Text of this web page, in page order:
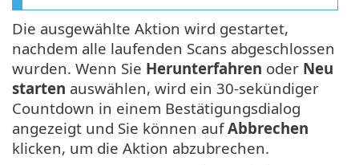
Die ausgewählte Aktion wird gestartet,
nachdem alle laufenden Scans abgeschlossen
wurden. Wenn Sie Herunterfahren oder Neu
starten auswählen, wird ein 30-sekündiger
Countdown in einem Bestätigungsdialog
angezeigt und Sie können aufAbbrechen
klicken, um die Aktion abzubrechen.